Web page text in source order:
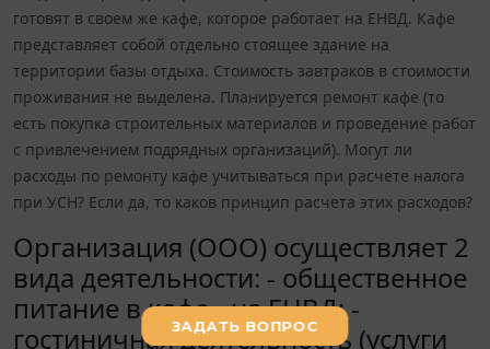
готовят в своем же кафе, которое работает на ЕНВД. Кафе
представляет собой отдельно стоящее здание на
территории базы отдыха. Стоимость завтраков в стоимости
проживания не выделена. Планируется ремонт кафе (то
есть покупка строительных материалов и проведение работ
с привлечением подрядных организаций). Могут ли
расходы по ремонту кафе учитываться при расчете налога
при УСН? Если да, то каков принцип расчета этих расходов?
Организация (ООО) осуществляет 2
вида деятельности: - общественное
питание в кафе - на ЕНВД; -
гостиничная деятельность (услуги